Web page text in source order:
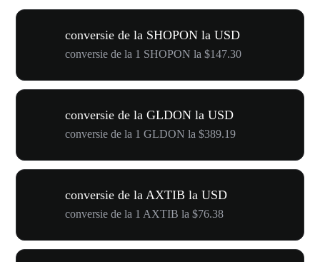
conversie de la SHOPON la USD
conversie de la 1 SHOPON la $147.30
conversie de la GLDON la USD
conversie de la 1 GLDON la $389.19
conversie de la AXTIB la USD
conversie de la 1 AXTIB la $76.38